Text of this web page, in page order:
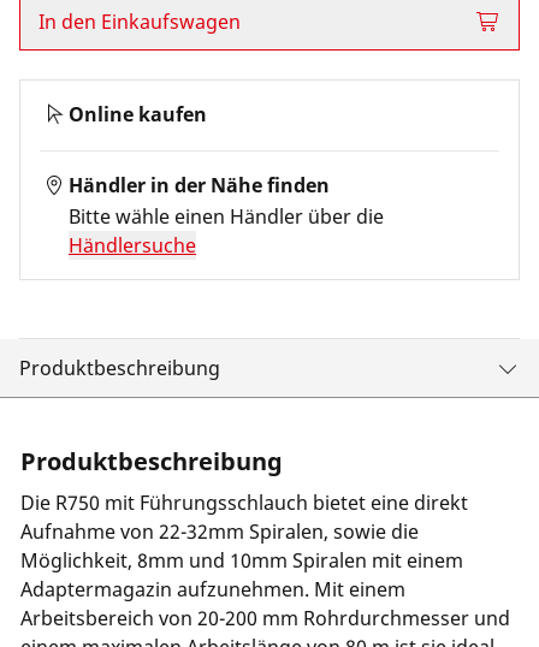
In den Einkaufswagen
Online kaufen
Händler in der Nähe finden
Bitte wähle einen Händler über die
Händlersuche
Produktbeschreibung
Produktbeschreibung
Die R750 mit Führungsschlauch bietet eine direkt
Aufnahme von 22-32mm Spiralen, sowie die
Möglichkeit, 8mm und 10mm Spiralen mit einem
Adaptermagazin aufzunehmen. Mit einem
Arbeitsbereich von 20-200 mm Rohrdurchmesser und